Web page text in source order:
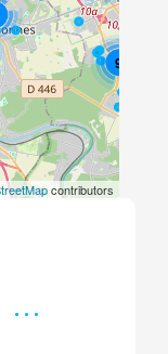
9
contributors